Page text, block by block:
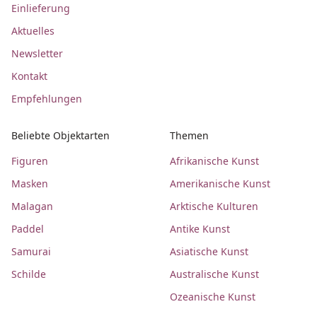
Einlieferung
Aktuelles
Newsletter
Kontakt
Empfehlungen
Beliebte Objektarten
Figuren
Masken
Malagan
Paddel
Samurai
Schilde
Themen
Afrikanische Kunst
Amerikanische Kunst
Arktische Kulturen
Antike Kunst
Asiatische Kunst
Australische Kunst
Ozeanische Kunst